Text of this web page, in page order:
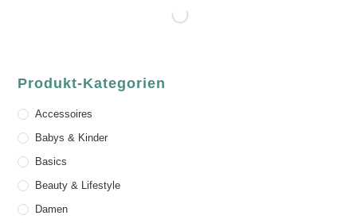
Produkt-Kategorien
Accessoires
Babys & Kinder
Basics
Beauty & Lifestyle
Damen